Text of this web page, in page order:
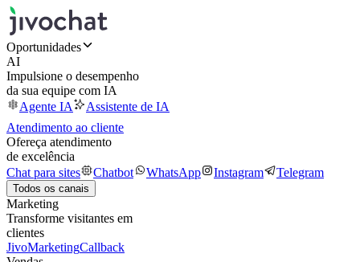
Oportunidades
AI
Impulsione o desempenho
da sua equipe com IA
Agente IA
Assistente de IA
Atendimento ao cliente
Ofereça atendimento
de excelência
Chat para sites
Chatbot WhatsApp Instagram Telegram
Todos os canais
Marketing
Transforme visitantes em
clientes
JivoMarketingCallback